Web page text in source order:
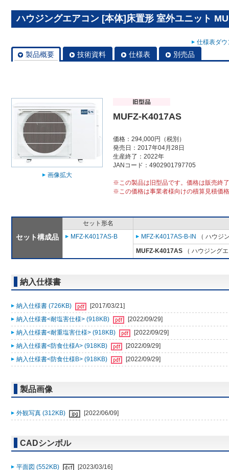
ハウジングエアコン [本体]床置形 室外ユニット
仕様表ダ
製品概要 技術資料 仕様表 別売品
画像拡大
MUFZ-K4017AS
価格：294,000円（税別）
発売日：2017年04月28日
生産終了：2022年
JANコード：4902901797705
※この製品は旧型品です。価格は販売終
※この価格は事業者様向けの積算見積価
セット構成品
セット形名
MFZ-K4017AS-B
MFZ-K4017AS-B-IN
（ ハウジ
MUFZ-K4017AS （ ハウジング
納入仕様書
納入仕様書 (726KB)
[2017/03/21]
納入仕様書<耐塩害仕様> (918KB)
[2022/09/29]
納入仕様書<耐重塩害仕様> (918KB)
[2022/09/29]
納入仕様書<防食仕様A> (918KB)
[2022/09/29]
納入仕様書<防食仕様B> (918KB)
[2022/09/29]
製品画像
外観写真 (312KB) [2022/06/09]
CADシンボル
平面図 (552KB)
[2023/03/16]